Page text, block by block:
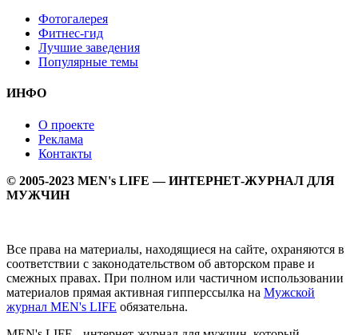
Фотогалерея
Фитнес-гид
Лучшие заведения
Популярные темы
ИНФО
О проекте
Реклама
Контакты
© 2005-2023 MEN's LIFE — ИНТЕРНЕТ-ЖУРНАЛ ДЛЯ
МУЖЧИН
Все права на материалы, находящиеся на сайте, охраняются в
соответствии с законодательством об авторском праве и
смежных правах. При полном или частичном использовании
материалов прямая активная гипперссылка на Мужской
журнал MEN's LIFE обязательна.